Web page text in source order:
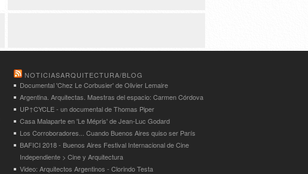
NOTICIASARQUITECTURA/BLOG
Documental 'Chez Le Corbusier' de Olivier Lemaire
Argentina. Arquitectas. Maestras del espacio: Carmen Córdova
UP↑CYCLE - un documental de Thomas Piper
Casa Malaparte en 'Le Mépris' de Jean-Luc Godard
Los Corroboradores... Cuando Buenos Aires quiso ser París
BAFICI 2018 - Buenos Aires Festival Internacional de Cine
Independiente > Cine y Arquitectura
Video: Arquitectos Argentinos - Clorindo Testa